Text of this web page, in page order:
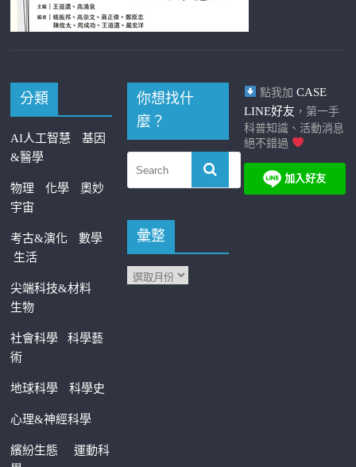
分類
AI人工智慧
基因
&醫學
物理 化學
奧妙
宇宙
考古&演化
數學
生活
尖端科技&材料
生物
社會科學科學藝
術
地球科學 科學史
心理&神經科學
繽紛生態運動科
你想找什
麼？
彙整
點我加 CASE
LINE好友 ，第一手
科普知識、活動消息
絕不錯過